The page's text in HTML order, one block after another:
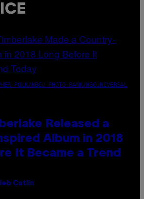
POLK/NBCU PHOTO BANK/NBCUNIVERSAL
Released a
Album in 2018
It Became a Trend
Catlin